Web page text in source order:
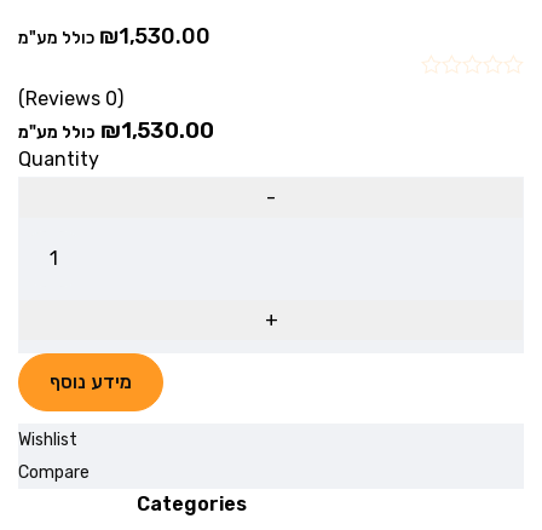
₪1,530.00 כולל מע"מ
(0 Reviews)
₪1,530.00 כולל מע"מ
Quantity
מידע נוסף
Wishlist
Compare
Categories